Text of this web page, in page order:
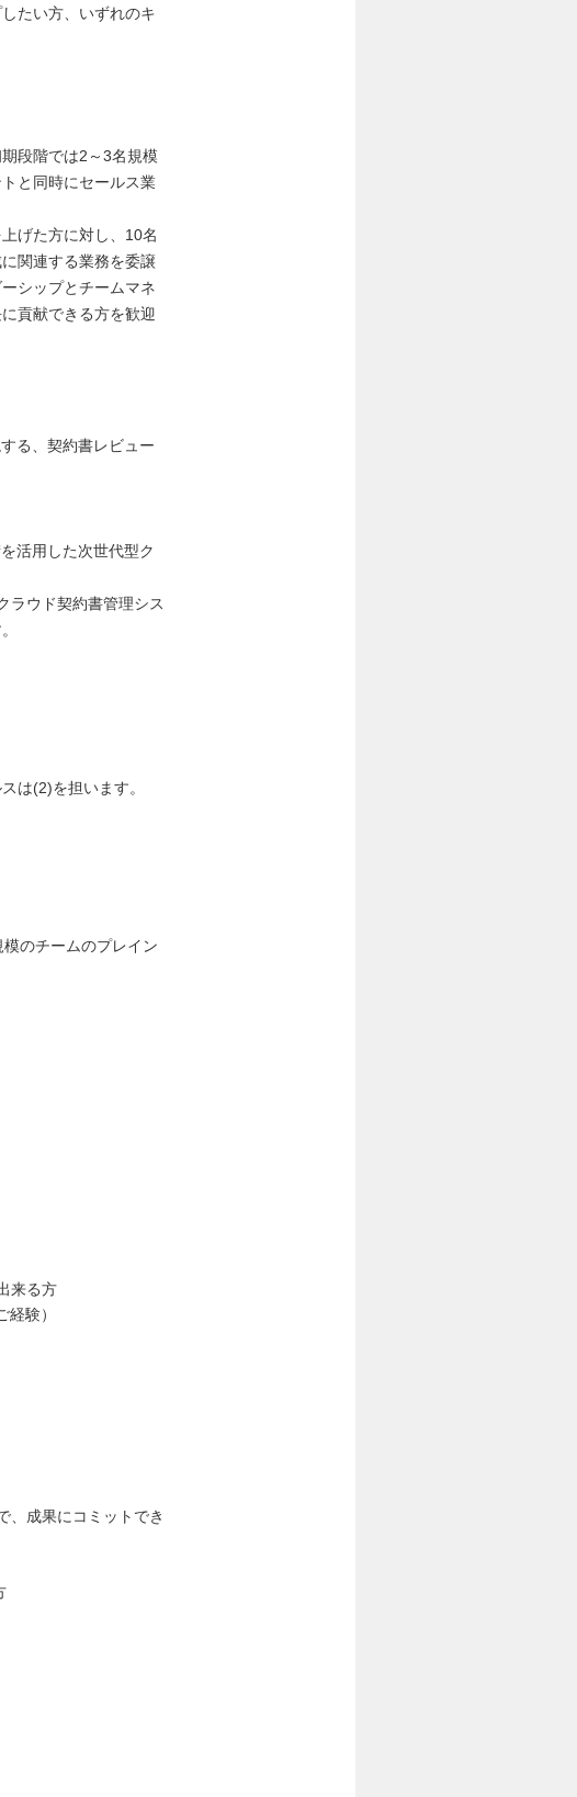
たい方、いずれのキ
段階では2～3名規模
と同時にセールス業
げた方に対し、10名
関連する業務を委譲
シップとチームマネ
貢献できる方を歓迎
る、契約書レビュー
活用した次世代型ク
ラウド契約書管理シス
は(2)を担います。
のチームのプレイン
来る方
験）
、成果にコミットでき